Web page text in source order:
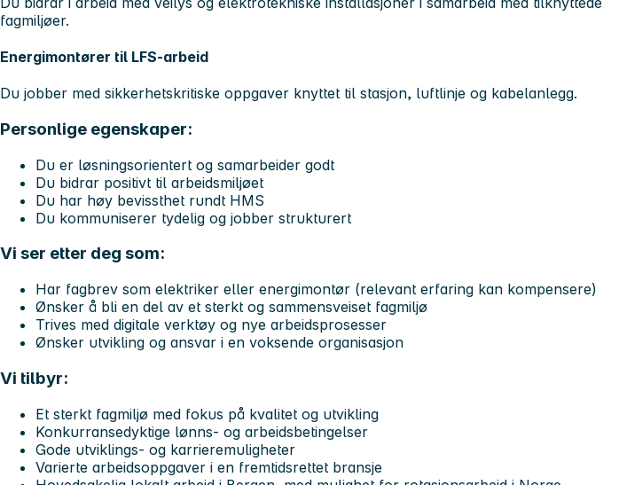
fagmiljøer.
Energimontører til LFS-arbeid
Du jobber med sikkerhetskritiske oppgaver knyttet til stasjon, luftlinje og kabelanlegg.
Personlige egenskaper:
Du er løsningsorientert og samarbeider godt
Du bidrar positivt til arbeidsmiljøet
Du har høy bevissthet rundt HMS
Du kommuniserer tydelig og jobber strukturert
Vi ser etter deg som:
Har fagbrev som elektriker eller energimontør (relevant erfaring kan kompensere)
Ønsker å bli en del av et sterkt og sammensveiset fagmiljø
Trives med digitale verktøy og nye arbeidsprosesser
Ønsker utvikling og ansvar i en voksende organisasjon
Vi tilbyr:
Et sterkt fagmiljø med fokus på kvalitet og utvikling
Konkurransedyktige lønns- og arbeidsbetingelser
Gode utviklings- og karrieremuligheter
Varierte arbeidsoppgaver i en fremtidsrettet bransje